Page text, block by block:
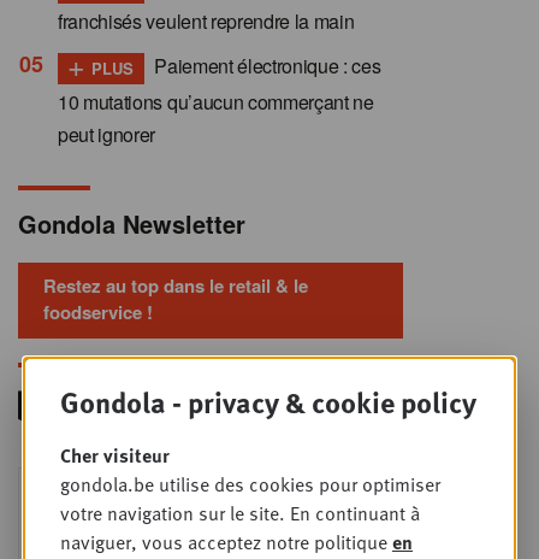
franchisés veulent reprendre la main
+ PLUS
Paiement électronique : ces
10 mutations qu’aucun commerçant ne
peut ignorer
Gondola Newsletter
Restez au top dans le retail & le
foodservice !
MER
9
SEPT
Foodservice - Joint
business planning
Intro to Negotiation: Succes aan de
Gondola - privacy & cookie policy
Cher visiteur
gondola.be utilise des cookies pour optimiser
votre navigation sur le site. En continuant à
naviguer, vous acceptez notre politiqueen